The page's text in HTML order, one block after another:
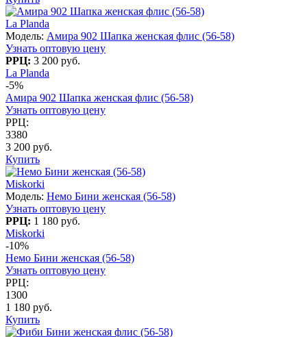
La Planda
Модель: Амира 902 Шапка женская флис (56-58)
Узнать оптовую цену
РРЦ: 3 200 руб.
La Planda
-5%
Амира 902 Шапка женская флис (56-58)
Узнать оптовую цену
РРЦ:
3380
3 200 руб.
Купить
Miskorki
Модель: Немо Бини женская (56-58)
Узнать оптовую цену
РРЦ: 1 180 руб.
Miskorki
-10%
Немо Бини женская (56-58)
Узнать оптовую цену
РРЦ:
1300
1 180 руб.
Купить